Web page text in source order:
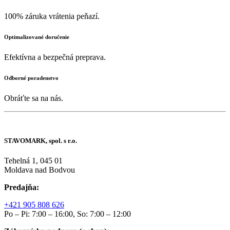
100% záruka vrátenia peňazí.
Optimalizované doručenie
Efektívna a bezpečná preprava.
Odborné poradenstvo
Obráťte sa na nás.
STAVOMARK, spol. s r.o.
Tehelná 1, 045 01
Moldava nad Bodvou
Predajňa:
+421 905 808 626
Po – Pi: 7:00 – 16:00, So: 7:00 – 12:00